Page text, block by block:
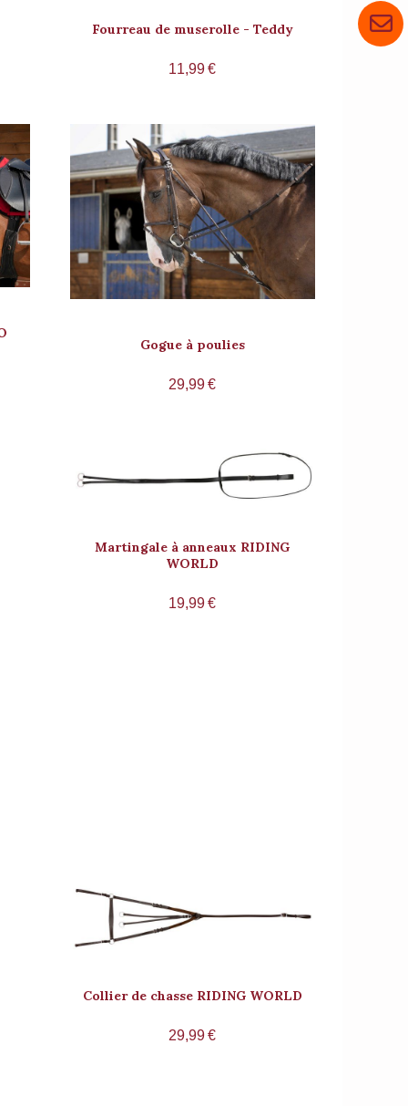
Fourreau de muserolle - Teddy
11,99€
Gogue à poulies
29,99€
Martingale à anneaux RIDING
WORLD
19,99€
Collier de chasse RIDING WORLD
29,99€